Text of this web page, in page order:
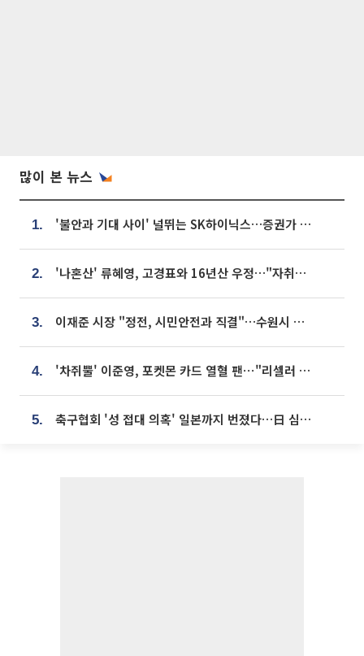
많이 본 뉴스
1. '불안과 기대 사이' 널뛰는 SK하이닉스…증권가 "HBM4·LTA 기반 펀터멘털 견고"
2. '나혼산' 류혜영, 고경표와 16년산 우정…"자취방서 부모님과 마주쳐"
3. 이재준 시장 "정전, 시민안전과 직결"…수원시 비상대응체계 가동
4. '차쥐뿔' 이준영, 포켓몬 카드 열혈 팬⋯"리셀러 처단할 것"
5. 축구협회 '성 접대 의혹' 일본까지 번졌다…日 심판 실명 공개